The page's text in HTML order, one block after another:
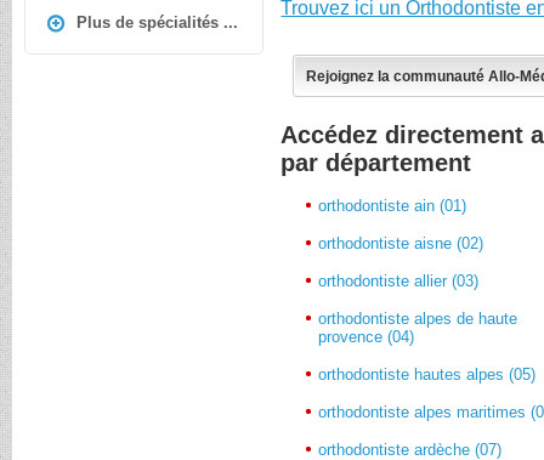
Plus de spécialités ...
Trouvez ici un Orthodontiste
Rejoignez la communauté Allo-
Accédez directement
par département
orthodontiste ain (01)
orthodontiste aisne (02)
orthodontiste allier (03)
orthodontiste alpes de haute
provence (04)
orthodontiste hautes alpes (05)
orthodontiste alpes maritimes
orthodontiste ardèche (07)